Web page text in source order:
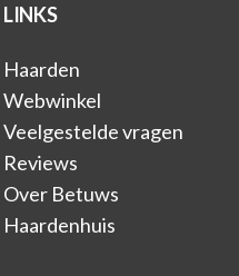
LINKS
Haarden
Webwinkel
Veelgestelde vragen
Reviews
Over Betuws
Haardenhuis